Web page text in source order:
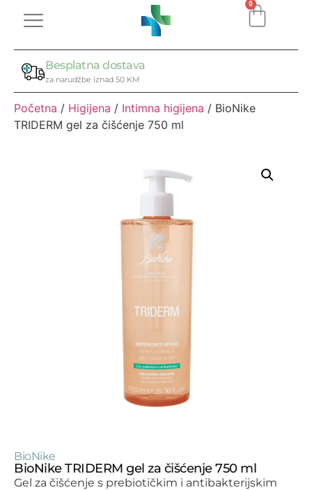
0
Besplatna dostava
za narudžbe iznad 50 KM
Početna / Higijena / Intimna higijena / BioNike
TRIDERM gel za čišćenje 750 ml
BioNike
BioNike TRIDERM gel za čišćenje 750 ml
Gel za čišćenje s prebiotičkim i antibakterijskim